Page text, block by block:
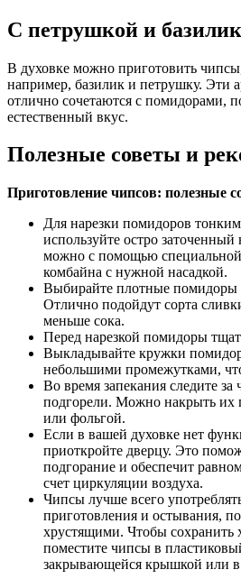
С петрушкой и
В духовке можно приготовить
например, базилик и петрушку. Эти
отлично сочетаются с помидорами,
естественный вкус.
Полезные советы и
Приготовление чипсов: полезные
Для нарезки помидоров
используйте остро
можно с помощью
комбайна с нужной насадкой.
Выбирайте плотные помидоры
Отлично подойдут сорта
меньше сока.
Перед нарезкой помидоры
Выкладывайте кружки
небольшими промежутками,
Во время запекания следите
подгорели. Можно накрыть их
или фольгой.
Если в вашей духовке нет
приоткройте дверцу. Это
подгорание и обеспечит
счет циркуляции воздуха.
Чипсы лучше всего
приготовления и остывания,
хрустящими. Чтобы сохранить
поместите чипсы в
закрывающейся крышкой или